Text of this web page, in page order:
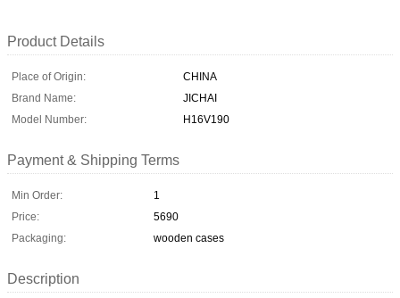
Product Details
Place of Origin:
CHINA
Brand Name:
JICHAI
Model Number:
H16V190
Payment & Shipping Terms
Min Order:
1
Price:
5690
Packaging:
wooden cases
Description